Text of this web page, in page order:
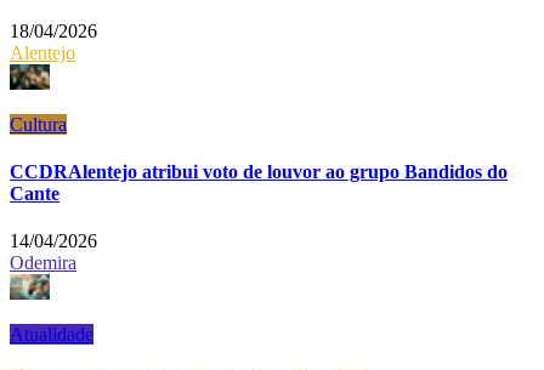
18/04/2026
Alentejo
Cultura
CCDRAlentejo atribui voto de louvor ao grupo Bandidos do
Cante
14/04/2026
Odemira
Atualidade